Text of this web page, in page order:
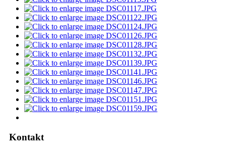
Kontakt